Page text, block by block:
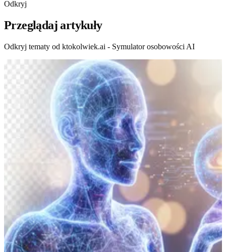
Odkryj
Przeglądaj artykuły
Odkryj tematy od ktokolwiek.ai - Symulator osobowości AI